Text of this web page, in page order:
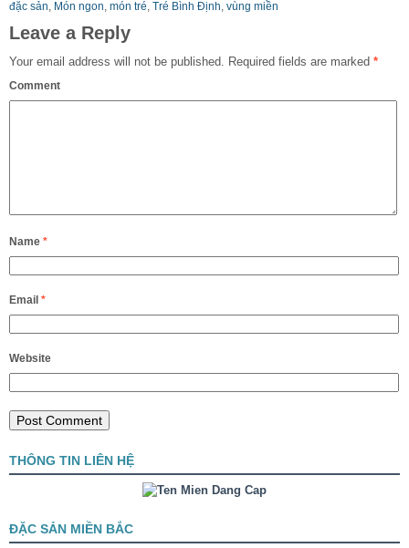
đặc sản Món ngon món tré Tré Bình Định vùng miền
Leave a Reply
Your email address will not be published. Required fields are marked *
Comment
Name *
Email *
Website
THÔNG TIN LIÊN HỆ
ĐẶC SẢN MIỀN BẮC